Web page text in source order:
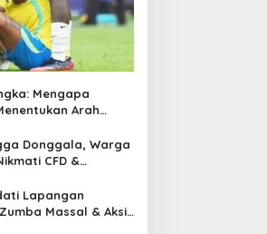
Mengapa
Arah
Donggala, Warga
CFD &
Lapangan
Massal & Aksi